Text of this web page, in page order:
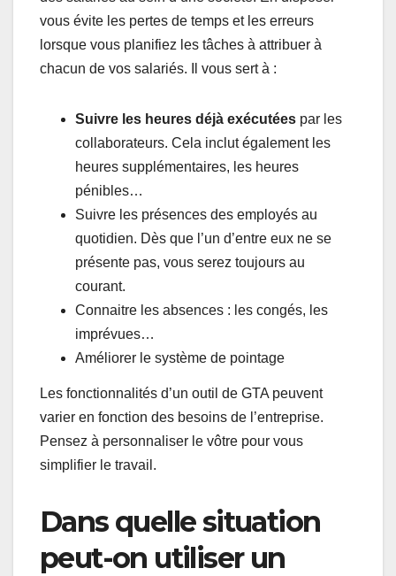
vous évite les pertes de temps et les erreurs
lorsque vous planifiez les tâches à attribuer à
chacun de vos salariés. Il vous sert à :
Suivre les heures déjà exécutées par les
collaborateurs. Cela inclut également les
heures supplémentaires, les heures
pénibles…
Suivre les présences des employés au
quotidien. Dès que l’un d’entre eux ne se
présente pas, vous serez toujours au
courant.
Connaitre les absences : les congés, les
imprévues…
Améliorer le système de pointage
Les fonctionnalités d’un outil de GTA peuvent
varier en fonction des besoins de l’entreprise.
Pensez à personnaliser le vôtre pour vous
simplifier le travail.
Dans quelle situation
peut-on utiliser un